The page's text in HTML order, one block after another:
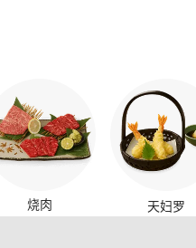
烧肉 天妇罗